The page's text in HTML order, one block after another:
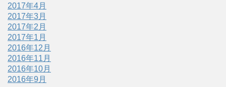
2017年4月
2017年3月
2017年2月
2017年1月
2016年12月
2016年11月
2016年10月
2016年9月